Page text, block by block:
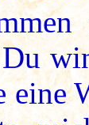
eine